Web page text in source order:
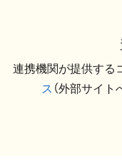
連携機関が提供する
ス （外部サイト